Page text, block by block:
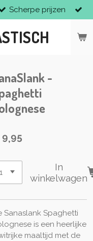
Scherpe prijzen
-
In
winkelwagen
Sanaslank Spaghetti
is een heerlijke
maaltijd met de